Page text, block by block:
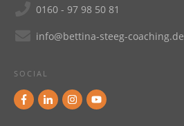
0160 - 97 98 50 81
info@bettina-steeg-coaching.de
SOCIAL